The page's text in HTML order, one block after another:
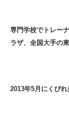
専門学校でトレー
ラザ、全国大手の
2013年5月にくび